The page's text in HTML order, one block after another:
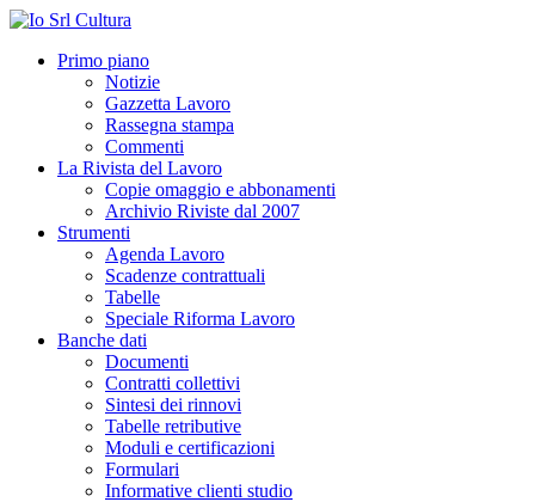
Primo piano
Notizie
Gazzetta Lavoro
Rassegna stampa
Commenti
La Rivista del Lavoro
Copie omaggio e abbonamenti
Archivio Riviste dal 2007
Strumenti
Agenda Lavoro
Scadenze contrattuali
Tabelle
Speciale Riforma Lavoro
Banche dati
Documenti
Contratti collettivi
Sintesi dei rinnovi
Tabelle retributive
Moduli e certificazioni
Formulari
Informative clienti studio